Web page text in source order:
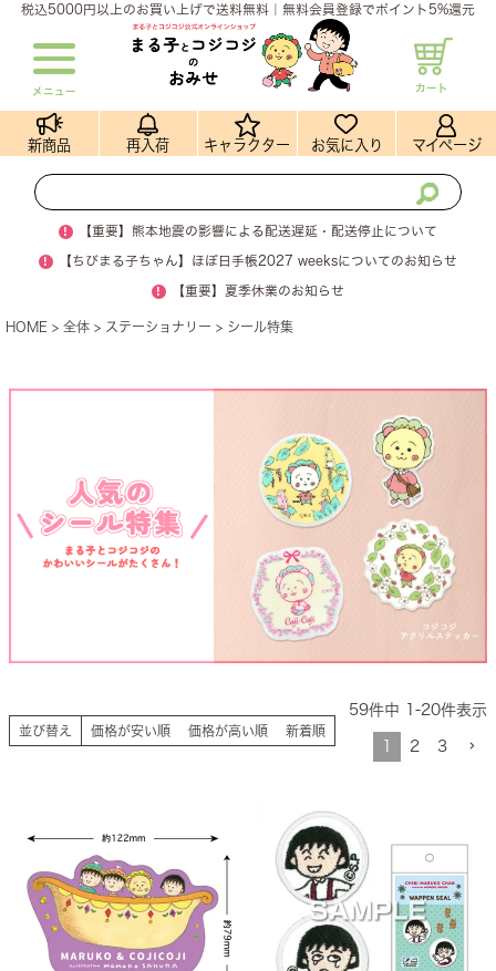
税込5000円以上のお買い上げで送料無料｜無料会員登録でポイント5%還元
メニュー カート
新商品 再入荷 キャラクター お気に入り マイページ
! 【重要】熊本地震の影響による配送遅延・配送停止について
! 【ちびまる子ちゃん】ほぼ日手帳2027 weeksについてのお知らせ
! 【重要】夏季休業のお知らせ
HOME 全体 ステーショナリー シール特集
並び替え 価格が安い順 価格が高い順 新着順
59件中 -20件表示
2 3